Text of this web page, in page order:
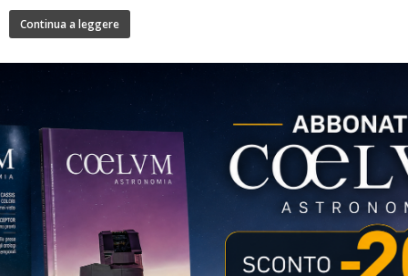
Continua a leggere